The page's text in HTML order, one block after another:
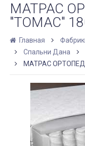
МАТРАC
"ТОМАС"
Главная
Спальни Дана
МАТРАC